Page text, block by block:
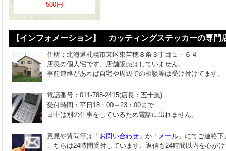
500円
【インフォメーション】 カッティングステッカーの専門
住所：北海道札幌市東区東苗穂８条３丁目１－６４
店長の個人宅です、店舗販売はしていません。
事前連絡があれば自宅や周辺での相談等は受け付けてます。
電話番号：011-788-2415(店長：五十嵐)
受付時間：平日18：00～23：00まで
日中は別の仕事をしているため電話に出れません。
意見や質問等は「 お問い合わせ 」か「 メール 」にてご連絡
こちらは24時間受付しています、返信も24時間以内を心が